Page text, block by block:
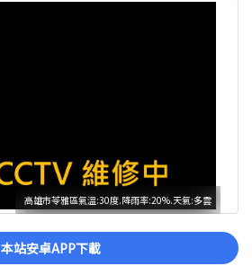
高雄市苓雅區氣溫:30度.降雨率:20%.天氣:多雲
本站安卓APP下載